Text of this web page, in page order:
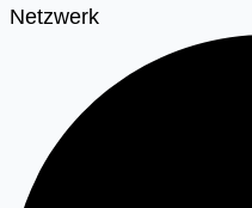
Netzwerk